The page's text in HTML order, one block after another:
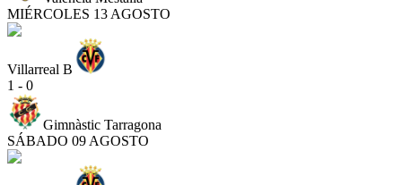
MIÉRCOLES 13 AGOSTO
Villarreal B
1 - 0
Gimnàstic Tarragona
SÁBADO 09 AGOSTO